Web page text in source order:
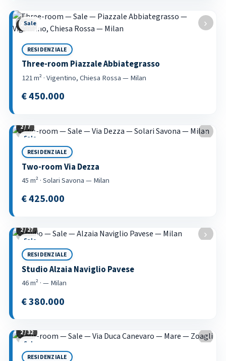
‹ ›
3 / 58
Sale
RESIDENZIALE
Three-room Piazzale Abbiategrasso
121 m² · Vigentino, Chiesa Rossa — Milan
€ 450.000
‹ ›
3 / 7
Sale
RESIDENZIALE
Two-room Via Dezza
45 m² · Solari Savona — Milan
€ 425.000
‹ ›
3 / 27
Sale
RESIDENZIALE
Studio Alzaia Naviglio Pavese
46 m² · — Milan
€ 380.000
‹ ›
3 / 32
Sale
RESIDENZIALE